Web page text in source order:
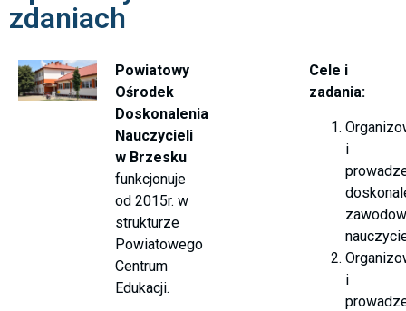
zdaniach
Powiatowy
Ośrodek
Doskonalenia
Nauczycieli
w Brzesku
funkcjonuje
od 2015r. w
strukturze
Powiatowego
Centrum
Edukacji.
Cele i
zadania:
i
i